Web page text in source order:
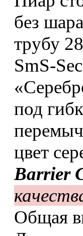
без
трубу
SmS-
под
цвет
Barrier
Общая